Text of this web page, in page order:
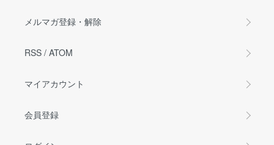
メルマガ登録・解除
RSS / ATOM
マイアカウント
会員登録